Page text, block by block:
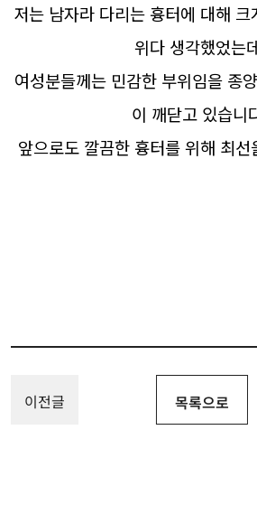
저는 남자라 다리는 흉터에 대해
위다 생각했었는
여성분들께는 민감한 부위임을 종
이 깨닫고 있습니
앞으로도 깔끔한 흉터를 위해 최
이전글 목록으로